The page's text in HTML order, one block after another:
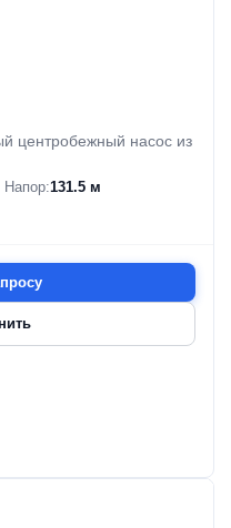
центробежный насос из
Напор:131.5 м